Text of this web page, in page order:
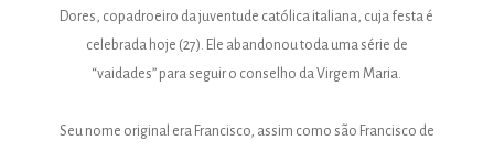
Dores, copadroeiro da juventude católica italiana, cuja festa é
celebrada hoje (27). Ele abandonou toda uma série de
“vaidades” para seguir o conselho da Virgem Maria.
Seu nome original era Francisco, assim como são Francisco de